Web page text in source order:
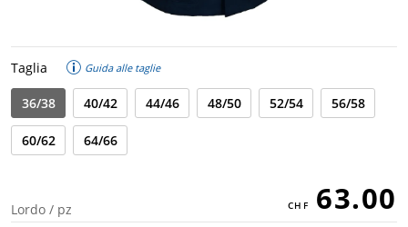
Taglia Guida alle taglie
36/38 40/42 44/46 48/50 52/54 56/58
60/62 64/66
Lordo / pz 63.00